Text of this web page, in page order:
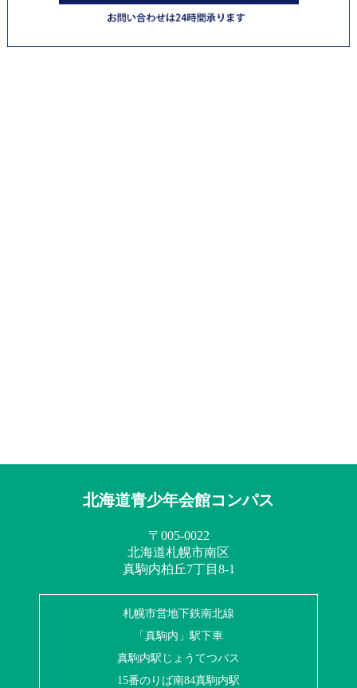
北海道青少年会館コンパス
〒005-0022
北海道札幌市南区
真駒内柏丘7丁目8-1
札幌市営地下鉄南北線
「真駒内」駅下車
真駒内駅じょうてつバス
15番のりば南84真駒内駅